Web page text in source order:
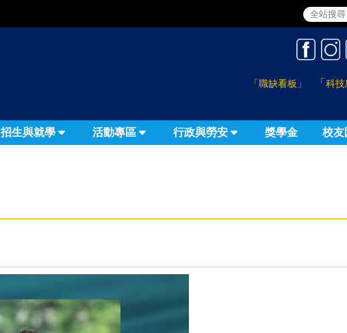
「職缺看板」 「科技
招生與就學 活動專區 行政與勞安 獎學金 校友